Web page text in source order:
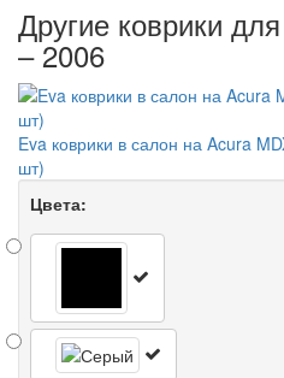
Другие коврики
– 2006
Eva коврики в салон на Acura
шт)
Цвета: